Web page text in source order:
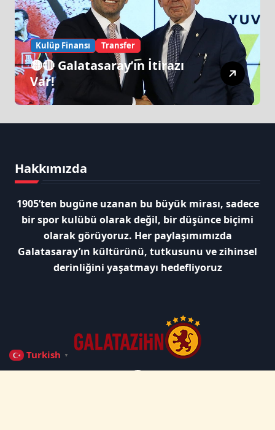
Kulüp Finansı Transfer
🟡🔴 Galatasaray’ın İtirazı
Var!
Hakkımızda
1905’ten bugüne uzanan bu büyük mirası, sadece
bir spor kulübü olarak değil, bir düşünce biçimi
olarak görüyoruz. Her paylaşımımızda
Galatasaray’ın kültürünü, tutkusunu ve zihinsel
derinliğini yaşatmayı hedefliyoruz
Turkish ▼